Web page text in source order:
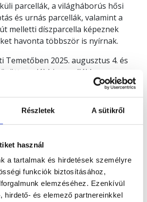
Részletek A sütikről
használ
a tartalmak és hirdetések személyre
funkciók biztosításához,
elemzéséhez. Ezenkívül
hirdető- és elemező partnereinkkel
parcellák, a világháborús hősi
és urnás parcellák, valamint a
melletti díszparcella képeznek
havonta többször is nyírnak.
Temetőben 2025. augusztus 4. és
az alábbi parcellákban
parcellák.
időjárási körülmények
esetben törekszünk arra, hogy
képest minél hamarabb
továbbá kérjük a
türelmét és megértését.